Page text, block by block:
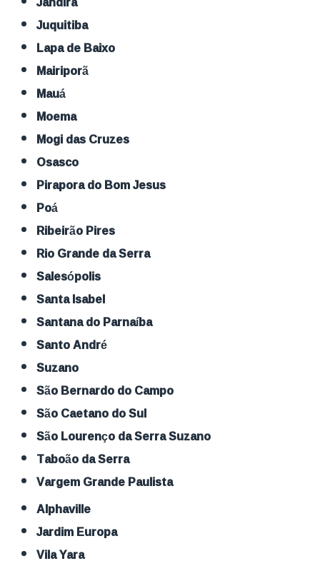
Juquitiba
Lapa de Baixo
Mairiporã
Mauá
Moema
Mogi das Cruzes
Osasco
Pirapora do Bom Jesus
Poá
Ribeirão Pires
Rio Grande da Serra
Salesópolis
Santa Isabel
Santana do Parnaíba
Santo André
Suzano
São Bernardo do Campo
São Caetano do Sul
São Lourenço da Serra Suzano
Taboão da Serra
Vargem Grande Paulista
Alphaville
Jardim Europa
Vila Yara